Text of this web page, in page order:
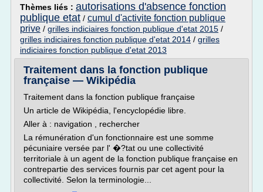
Thèmes liés : autorisations d'absence fonction
publique etat / cumul d'activite fonction publique
prive / grilles indiciaires fonction publique d'etat 2015 /
grilles indiciaires fonction publique d'etat 2014 / grilles
indiciaires fonction publique d'etat 2013
Traitement dans la fonction publique
française — Wikipédia
Traitement dans la fonction publique française
Un article de Wikipédia, l'encyclopédie libre.
Aller à : navigation , rechercher
La rémunération d'un fonctionnaire est une somme
pécuniaire versée par l' �?tat ou une collectivité
territoriale à un agent de la fonction publique française en
contrepartie des services fournis par cet agent pour la
collectivité. Selon la terminologie...